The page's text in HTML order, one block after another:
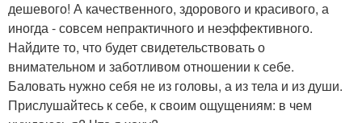
дешевого! А качественного, здорового и красивого, а
иногда - совсем непрактичного и неэффективного.
Найдите то, что будет свидетельствовать о
внимательном и заботливом отношении к себе.
Баловать нужно себя не из головы, а из тела и из души.
Прислушайтесь к себе, к своим ощущениям: в чем